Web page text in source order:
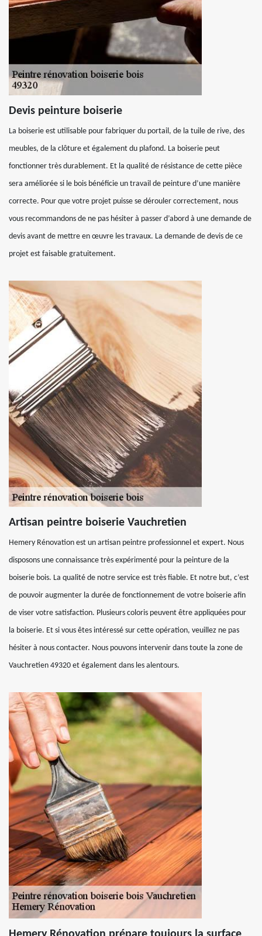
Devis peinture boiserie
La boiserie est utilisable pour fabriquer du portail, de la tuile de rive, des
meubles, de la clôture et également du plafond. La boiserie peut
fonctionner très durablement. Et la qualité de résistance de cette pièce
sera améliorée si le bois bénéficie un travail de peinture d’une manière
correcte. Pour que votre projet puisse se dérouler correctement, nous
vous recommandons de ne pas hésiter à passer d’abord à une demande de
devis avant de mettre en œuvre les travaux. La demande de devis de ce
projet est faisable gratuitement.
Artisan peintre boiserie Vauchretien
Hemery Rénovation est un artisan peintre professionnel et expert. Nous
disposons une connaissance très expérimenté pour la peinture de la
boiserie bois. La qualité de notre service est très fiable. Et notre but, c’est
de pouvoir augmenter la durée de fonctionnement de votre boiserie afin
de viser votre satisfaction. Plusieurs coloris peuvent être appliquées pour
la boiserie. Et si vous êtes intéressé sur cette opération, veuillez ne pas
hésiter à nous contacter. Nous pouvons intervenir dans toute la zone de
Vauchretien 49320 et également dans les alentours.